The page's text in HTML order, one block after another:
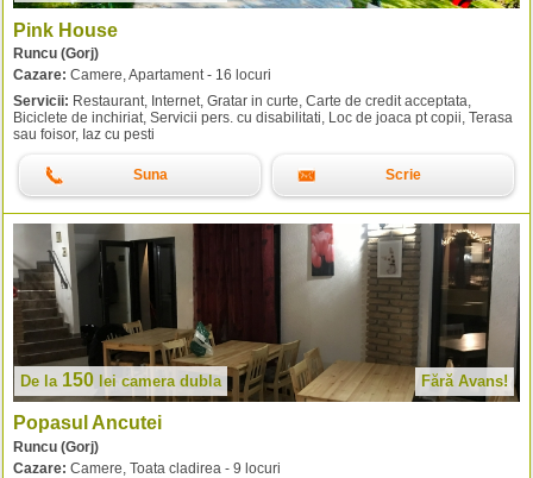
Pink House
Runcu (Gorj)
Cazare: Camere, Apartament - 16 locuri
Servicii: Restaurant, Internet, Gratar in curte, Carte de credit acceptata,
Biciclete de inchiriat, Servicii pers. cu disabilitati, Loc de joaca pt copii, Terasa
sau foisor, Iaz cu pesti
Suna Scrie
De la 150 lei camera dubla Fără Avans!
Popasul Ancutei
Runcu (Gorj)
Cazare: Camere, Toata cladirea - 9 locuri